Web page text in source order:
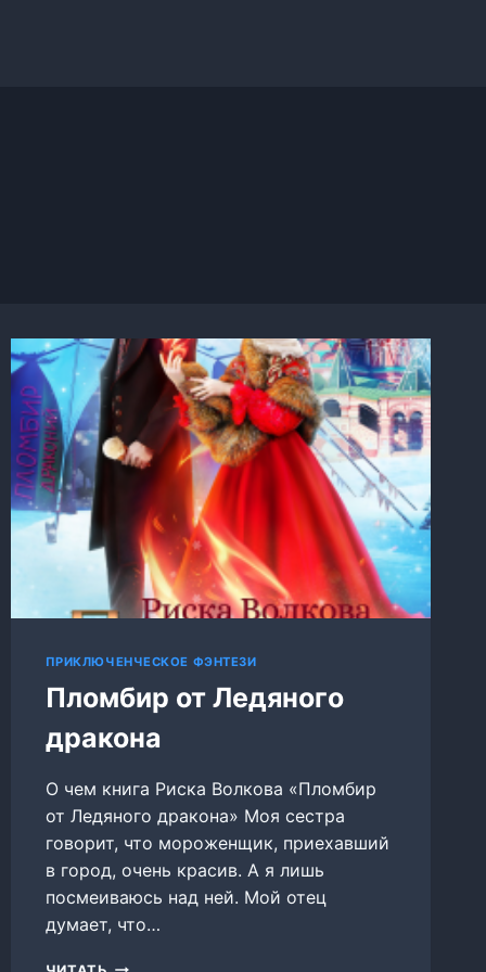
ПРИКЛЮЧЕНЧЕСКОЕ ФЭНТЕЗИ
Пломбир от Ледяного
дракона
О чем книга Риска Волкова «Пломбир
от Ледяного дракона» Моя сестра
говорит, что мороженщик, приехавший
в город, очень красив. А я лишь
посмеиваюсь над ней. Мой отец
думает, что…
ПЛОМБИР